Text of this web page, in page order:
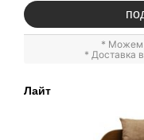
* Можем
* Доставка
Лайт